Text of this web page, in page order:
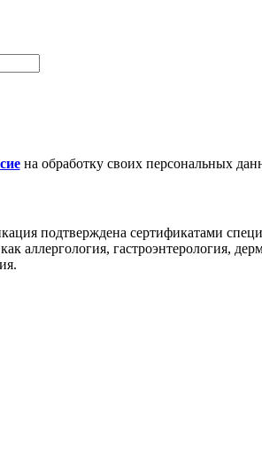
на обработку своих персональных
подтверждена сертификатами
аллергология, гастроэнтерология,